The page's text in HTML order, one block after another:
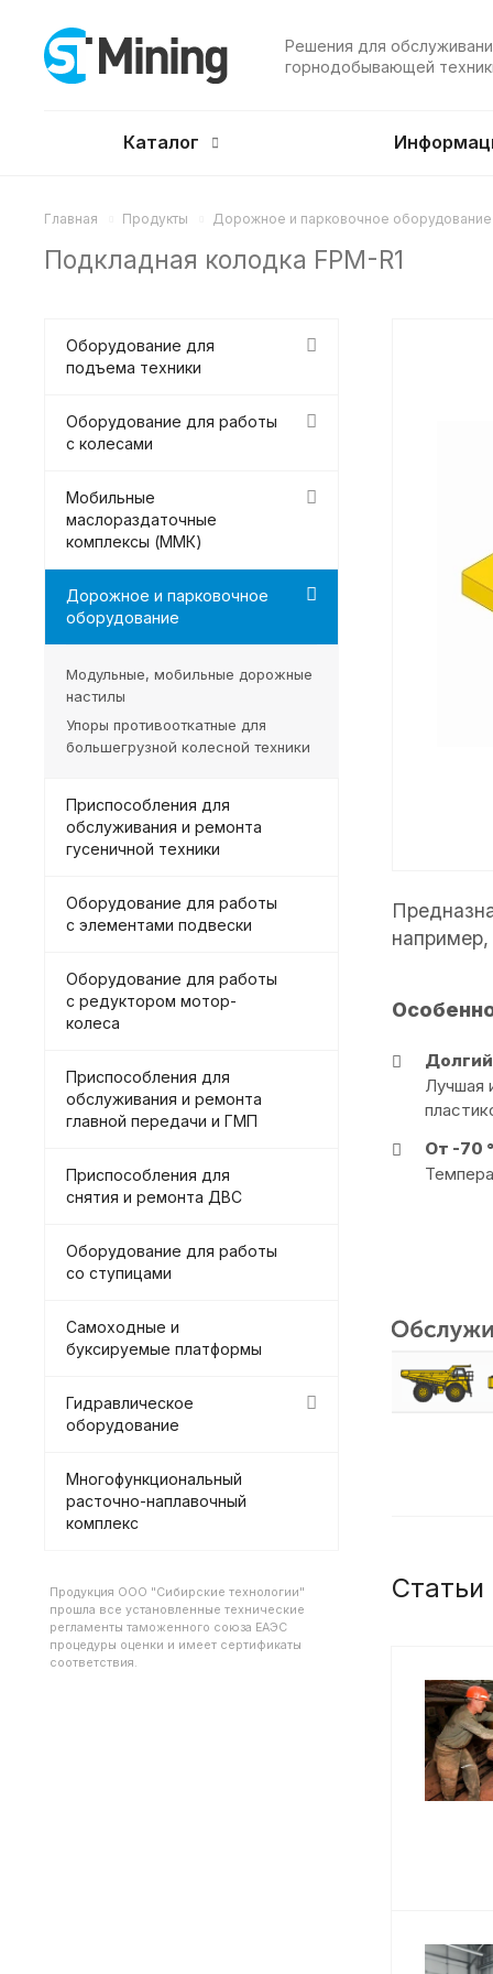
Решения для
горнодобывающей
Каталог
Главная Продукты Дорожное и парковочное оборудование
Подкладная колодка FPM-R1
например,
Лучшая
От -70
Статьи
Оборудование для
подъема техники
Оборудование для работы
с колесами
Мобильные
маслораздаточные
комплексы (ММК)
Дорожное и парковочное
оборудование
Модульные, мобильные дорожные
настилы
Упоры противооткатные для
большегрузной колесной техники
Приспособления для
обслуживания и ремонта
гусеничной техники
Оборудование для работы
с элементами подвески
Оборудование для работы
с редуктором мотор-
колеса
Приспособления для
обслуживания и ремонта
главной передачи и ГМП
Приспособления для
снятия и ремонта ДВС
Оборудование для работы
со ступицами
Самоходные и
буксируемые платформы
Гидравлическое
оборудование
Многофункциональный
расточно-наплавочный
комплекс
Продукция ООО "Сибирские технологии"
прошла все установленные технические
регламенты таможенного союза ЕАЭС
процедуры оценки и имеет сертификаты
соответствия.